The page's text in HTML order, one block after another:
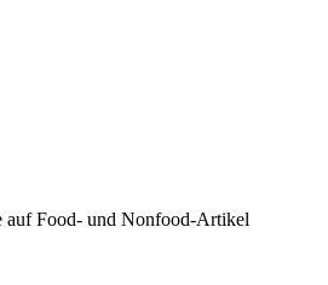
auf Food- und Nonfood-Artikel